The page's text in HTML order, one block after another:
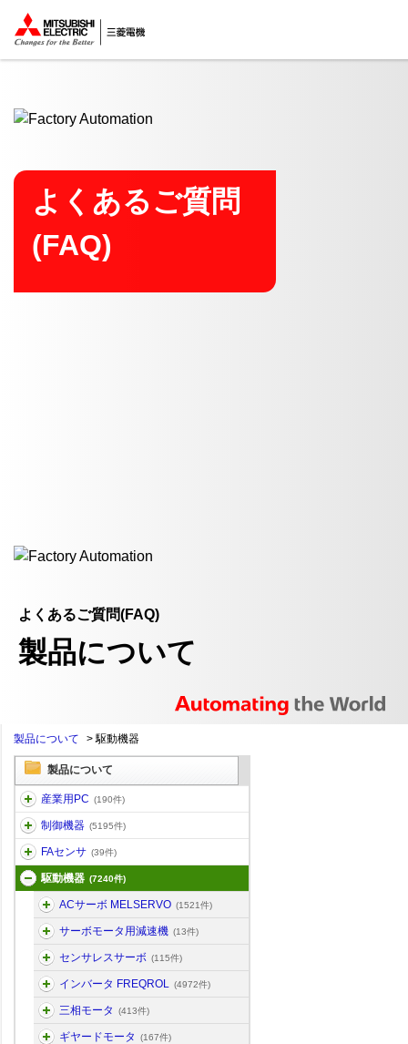
ここから本文
よくあるご質問
(FAQ)
よくあるご質問(FAQ)
製品について
製品について >駆動機器
製品について
産業用PC (190件)
制御機器 (5195件)
FAセンサ (39件)
駆動機器 (7240件)
ACサーボ MELSERVO (1521件)
サーボモータ用減速機 (13件)
センサレスサーボ (115件)
インバータ FREQROL (4972件)
三相モータ (413件)
ギヤードモータ (167件)